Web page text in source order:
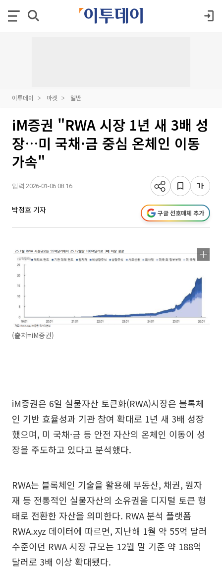
이투데이 마켓 일반
iM증권 "RWA 시장 1년 새 3배 성
장…미 국채·금 중심 온체인 이동
가속"
입력 2026-01-06 08:16
박정호 기자 구글 선호매체 추가
(출처=iM증권)
iM증권은 6일 실물자산 토큰화(RWA)시장은 블록체
인 기반 효율성과 기관 참여 확대로 1년 새 3배 성장
했으며, 미 국채·금 등 안전 자산의 온체인 이동이 성
장을 주도하고 있다고 분석했다.
RWA는 블록체인 기술을 활용해 부동산, 채권, 원자
재 등 전통적인 실물자산의 소유권을 디지털 토큰 형
태로 전환한 자산을 의미한다. RWA 분석 플랫폼
RWA.xyz 데이터에 따르면, 지난해 1월 약 55억 달러
수준이던 RWA 시장 규모는 12월 말 기준 약 188억
달러로 3배 이상 확대됐다.